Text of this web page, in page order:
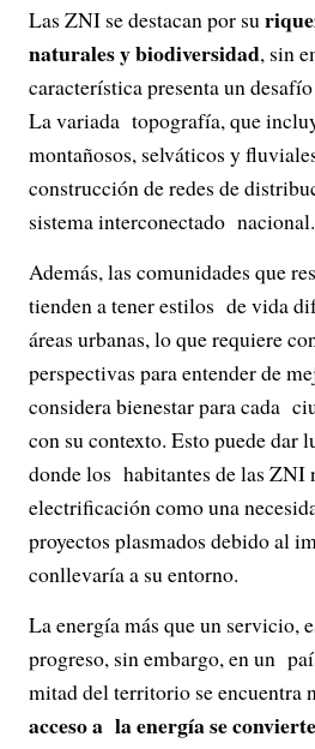
Las ZNI se destacan por su
naturales y biodiversidad, sin
característica presenta un
La variada topografía, que
montañosos, selváticos y
construcción de redes de
sistema interconectado nacional.
Además, las comunidades que
tienden a tener estilos de vida
áreas urbanas, lo que requiere
perspectivas para entender de
considera bienestar para cada
con su contexto. Esto puede dar
donde los habitantes de las ZNI
electrificación como una
proyectos plasmados debido al
conllevaría a su entorno.
La energía más que un servicio,
progreso, sin embargo, en un
mitad del territorio se encuentra
acceso a la energía se